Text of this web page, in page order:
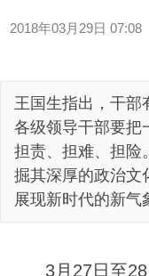
2018年03月29日
王国生指出，干部
各级领导干部要把
担责、担难、担险
掘其深厚的政治文
展现新时代的新气
3月27日至28